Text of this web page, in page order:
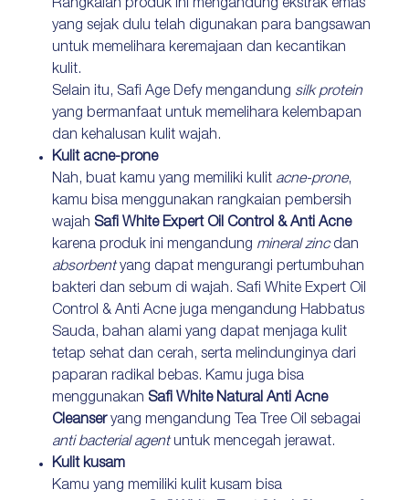
Rangkaian produk ini mengandung ekstrak emas
yang sejak dulu telah digunakan para bangsawan
untuk memelihara keremajaan dan kecantikan
kulit.
Selain itu, Safi Age Defy mengandung silk protein
yang bermanfaat untuk memelihara kelembapan
dan kehalusan kulit wajah.
Kulit acne-prone
Nah, buat kamu yang memiliki kulit acne-prone,
kamu bisa menggunakan rangkaian pembersih
wajah Safi White Expert Oil Control & Anti Acne
karena produk ini mengandung mineral zincdan
absorbentyang dapat mengurangi pertumbuhan
bakteri dan sebum di wajah. Safi White Expert Oil
Control & Anti Acne juga mengandung Habbatus
Sauda, bahan alami yang dapat menjaga kulit
tetap sehat dan cerah, serta melindunginya dari
paparan radikal bebas. Kamu juga bisa
menggunakan Safi White Natural Anti Acne
Cleanseryang mengandung Tea Tree Oil sebagai
anti bacterial agentuntuk mencegah jerawat.
Kulit kusam
Kamu yang memiliki kulit kusam bisa